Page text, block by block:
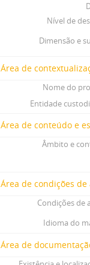
Nível de
Dimensão e
Área de
Nome do
Entidade
Área de conteúdo e
Âmbito e
Área de condições de
Condições de
Idioma do
Área de